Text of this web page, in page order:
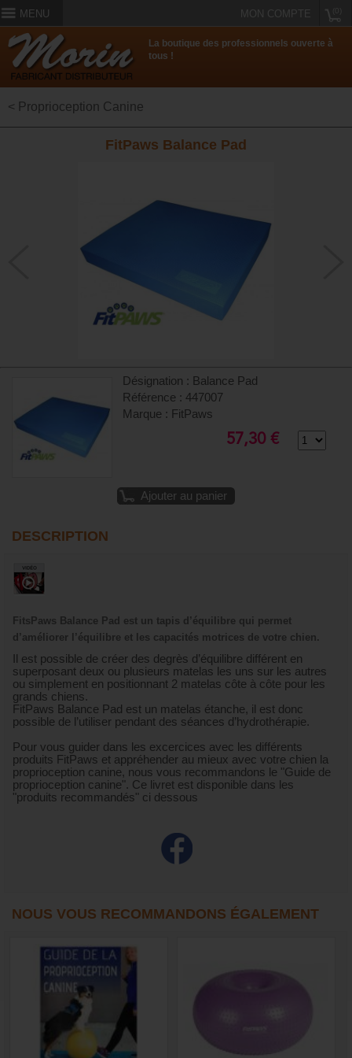
MENU MON COMPTE
La boutique des professionnels ouverte à
tous !
< Proprioception Canine
FitPaws Balance Pad
Désignation : Balance Pad
Référence : 447007
Marque : FitPaws
57,30 €
Ajouter au panier
DESCRIPTION
FitsPaws Balance Pad est un tapis d’équilibre qui permet
d’améliorer l’équilibre et les capacités motrices de votre chien.
Il est possible de créer des degrès d’équilibre différent en
superposant deux ou plusieurs matelas les uns sur les autres
ou simplement en positionnant 2 matelas côte à côte pour les
grands chiens.
FitPaws Balance Pad est un matelas étanche, il est donc
possible de l’utiliser pendant des séances d’hydrothérapie.
Pour vous guider dans les excercices avec les différents
produits FitPaws et appréhender au mieux avec votre chien la
proprioception canine, nous vous recommandons le "Guide de
proprioception canine". Ce livret est disponible dans les
"produits recommandés" ci dessous
NOUS VOUS RECOMMANDONS ÉGALEMENT